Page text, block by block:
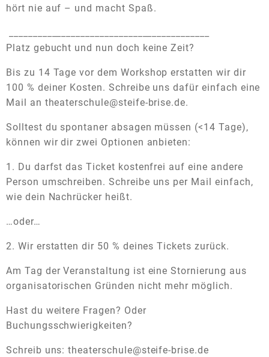
hört nie auf – und macht Spaß.
Platz gebucht und nun doch keine Zeit?
Bis zu 14 Tage vor dem Workshop erstatten wir dir
100 % deiner Kosten. Schreibe uns dafür einfach eine
Mail an theaterschule@steife-brise.de.
Solltest du spontaner absagen müssen (<14 Tage),
können wir dir zwei Optionen anbieten:
1. Du darfst das Ticket kostenfrei auf eine andere
Person umschreiben. Schreibe uns per Mail einfach,
wie dein Nachrücker heißt.
…oder…
2. Wir erstatten dir 50 % deines Tickets zurück.
Am Tag der Veranstaltung ist eine Stornierung aus
organisatorischen Gründen nicht mehr möglich.
Hast du weitere Fragen? Oder
Buchungsschwierigkeiten?
Schreib uns: theaterschule@steife-brise.de